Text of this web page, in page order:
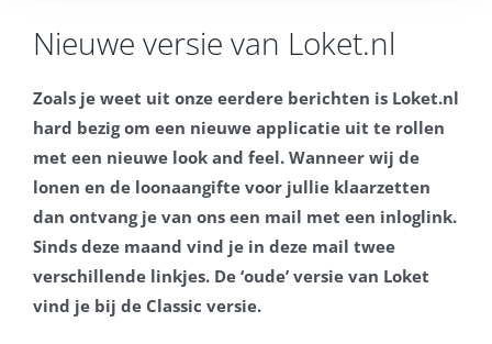
Nieuwe versie van Loket.nl
Zoals je weet uit onze eerdere berichten is Loket.nl
hard bezig om een nieuwe applicatie uit te rollen
met een nieuwe look and feel. Wanneer wij de
lonen en de loonaangifte voor jullie klaarzetten
dan ontvang je van ons een mail met een inloglink.
Sinds deze maand vind je in deze mail twee
verschillende linkjes. De ‘oude’ versie van Loket
vind je bij de Classic versie.